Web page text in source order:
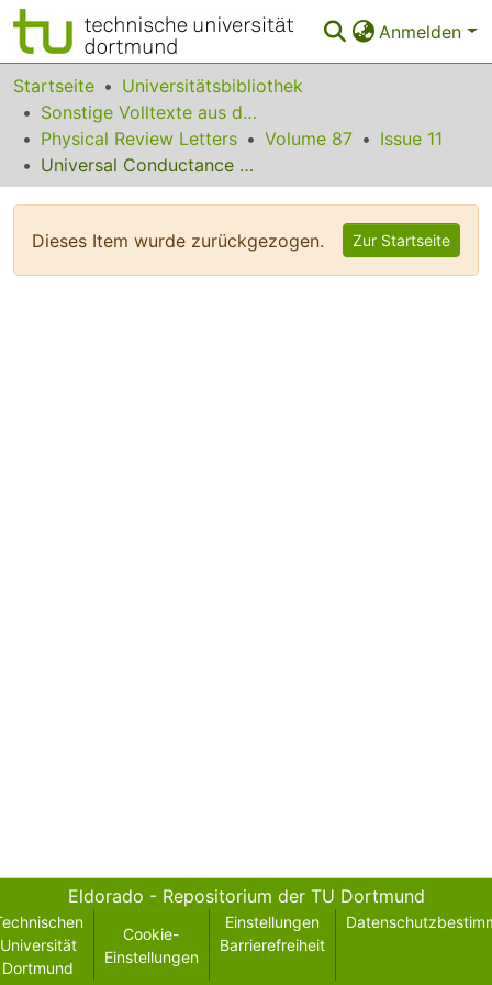
Anmelden
Bereiche & Sammlungen
Das gesamte Repositorium
Statistiken
Startseite
Universitätsbibliothek
Sonstige Volltexte aus dem Bibliotheksangebot
Physical Review Letters
Volume 87
Issue 11
Universal Conductance Distributions in the Crossover between Diffusive and Localization Regimes
Dieses Item wurde zurückgezogen. Zur Startseite
Eldorado - Repositorium der TU Dortmund
Universität
Dortmund
Cookie-
Einstellungen
Einstellungen
Barrierefreiheit